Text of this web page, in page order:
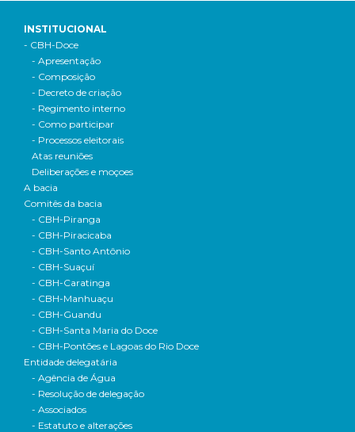
INSTITUCIONAL
- CBH-Doce
- Apresentação
- Composição
- Decreto de criação
- Regimento interno
- Como participar
- Processos eleitorais
Atas reuniões
Deliberações e moçoes
A bacia
Comitês da bacia
- CBH-Piranga
- CBH-Piracicaba
- CBH-Santo Antônio
- CBH-Suaçuí
- CBH-Caratinga
- CBH-Manhuaçu
- CBH-Guandu
- CBH-Santa Maria do Doce
- CBH-Pontões e Lagoas do Rio Doce
Entidade delegatária
- Agência de Água
- Resolução de delegação
- Associados
- Estatuto e alterações